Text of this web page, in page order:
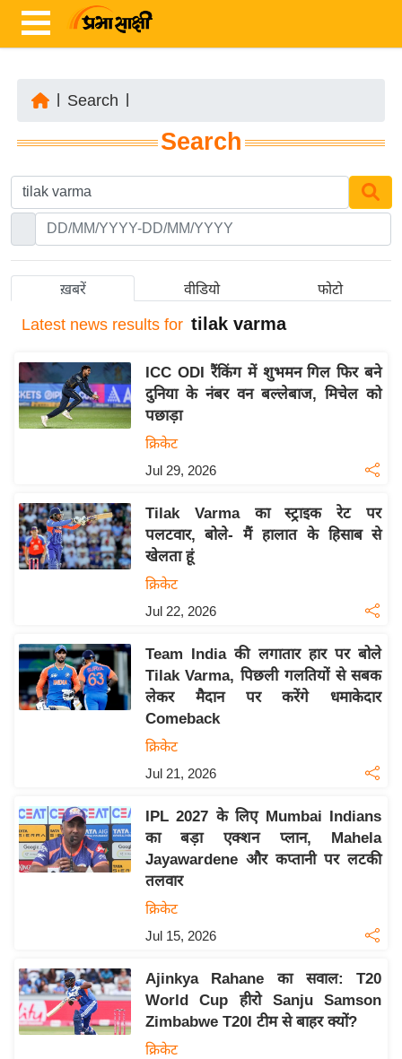
ज़ा
ख
र
ष्ट्री
अं
र्रा
ष्ट्री
य
स
उ
द्यो
ग
त
वि
शे
य
ब
ज
के
ट
I
Search
Search
ख़बरें वीडियो फोटो
Latest news results for tilak varma
ICC ODI रैंकिंग में शुभमन गिल फिर बने
दुनिया के नंबर वन बल्लेबाज, मिचेल को
पछाड़ा
क्रिकेट
Jul 29, 2026
Tilak Varma का स्ट्राइक रेट पर
पलटवार, बोले- मैं हालात के हिसाब से
खेलता हूं
क्रिकेट
Jul 22, 2026
Team India की लगातार हार पर बोले
Tilak Varma, पिछली गलतियों से सबक
लेकर मैदान पर करेंगे धमाकेदार
Comeback
क्रिकेट
Jul 21, 2026
IPL 2027 के लिए Mumbai Indians
का बड़ा एक्शन प्लान, Mahela
Jayawardene और कप्तानी पर लटकी
तलवार
क्रिकेट
Jul 15, 2026
Ajinkya Rahane का सवाल: T20
World Cup हीरो Sanju Samson
Zimbabwe T20I टीम से बाहर क्यों?
क्रिकेट